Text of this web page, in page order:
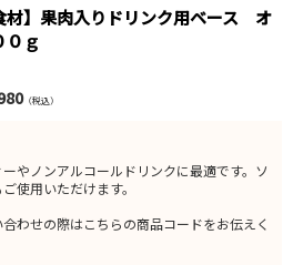
材】果肉入りドリンク用ベース オ
ｇ
（税込）
やノンアルコールドリンクに最適です。ソ
使用いただけます。
せの際はこちらの商品コードをお伝えく